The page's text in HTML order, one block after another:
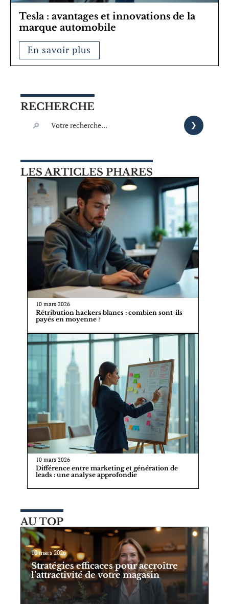
Tesla : avantages et innovations de la
marque automobile
En savoir plus
RECHERCHE
LES ARTICLES PHARES
10 mars 2026
Rétribution hackers blancs : combien sont-ils
payés en moyenne ?
10 mars 2026
Différence entre marketing et génération de
leads : une analyse approfondie
AU TOP
10 mars 2026
Stratégies efficaces pour accroître
l’attractivité de votre magasin